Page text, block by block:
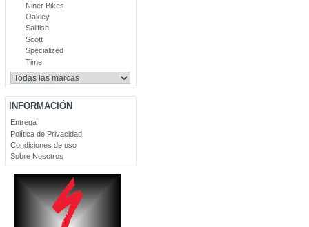
Niner Bikes
Oakley
Sailfish
Scott
Specialized
Time
INFORMACIÓN
Entrega
Política de Privacidad
Condiciones de uso
Sobre Nosotros